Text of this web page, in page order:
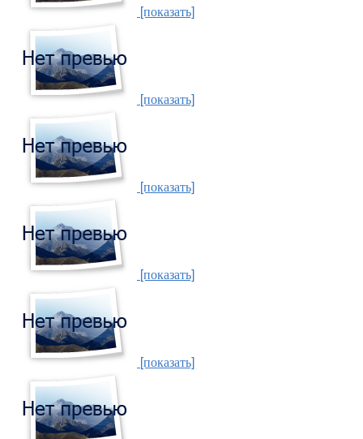
[показать]
[показать]
[показать]
[показать]
[показать]